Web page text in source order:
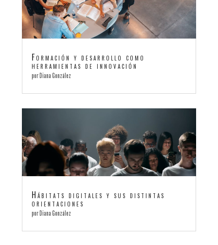
Formación y desarrollo como
herramientas de innovación
porDiana González
Hábitats digitales y sus distintas
orientaciones
porDiana González